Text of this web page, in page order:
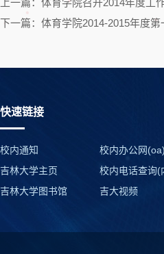
上一篇：体育学院召开2014年度工
下一篇：体育学院2014-2015年度
快速链接
校内通知 校内办公网(oa)
吉林大学主页
校内电话查询(
吉林大学图书馆
吉大视频